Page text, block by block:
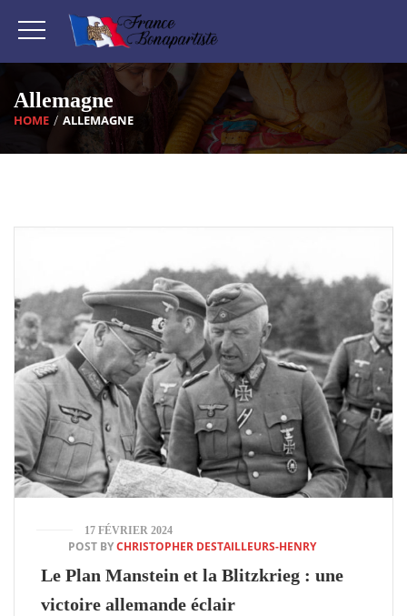
Allemagne
HOME ALLEMAGNE
17 FÉVRIER 2024
POST BYCHRISTOPHER DESTAILLEURS-HENRY
Le Plan Manstein et la Blitzkrieg : une
victoire allemande éclair